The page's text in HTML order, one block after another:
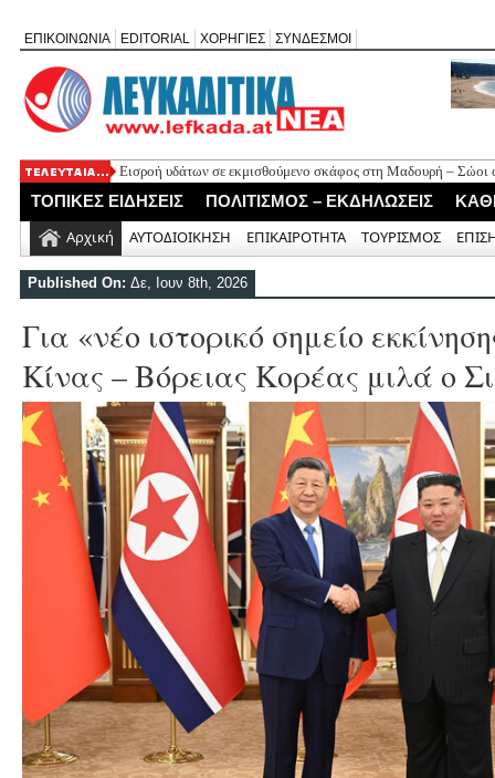
ΕΠΙΚΟΙΝΩΝΙΑ EDITORIAL ΧΟΡΗΓΙΕΣ ΣΥΝΔΕΣΜΟΙ
Εισροή υδάτων σε εκμισθούμενο σκάφος στη Μαδουρή – Σώοι
ΣΧΟΛΙΟ ΣΤΟ ΔΗΜΟΣΙΕΥΜΑ: «Η Φαρμακολύτρια» του
Καλλιγωνίου (της Χριστίνας Μιχαλά)
Άγιος Νικήτας: Απορρίφθηκε αίτημα για φιλανθρωπική δράση
Νέο Τουριστικό Χωροταξικό: Τι αλλάζει σε Λευκάδα και
και τουριστική ανάπτυξη
ΤΟΠΙΚΕΣ ΕΙΔΗΣΕΙΣ ΠΟΛΙΤΙΣΜΟΣ – ΕΚΔΗΛΩΣΕΙΣ
Αρχική ΑΥΤΟΔΙΟΙΚΗΣΗ ΕΠΙΚΑΙΡΟΤΗΤΑ ΤΟΥΡΙΣΜΟΣ
Published On: Δε, Ιουν 8th, 2026
Για «νέο ιστορικό σημείο
Κίνας – Βόρειας Κορέας μιλά ο